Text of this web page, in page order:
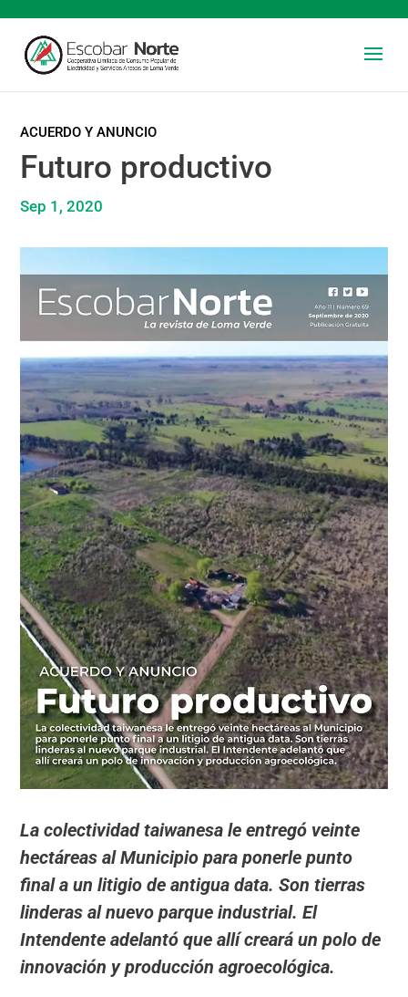
ACUERDO Y ANUNCIO
Futuro productivo
Sep 1, 2020
La colectividad taiwanesa le entregó veinte
hectáreas al Municipio para ponerle punto
final a un litigio de antigua data. Son tierras
linderas al nuevo parque industrial. El
Intendente adelantó que allí creará un polo de
innovación y producción agroecológica.